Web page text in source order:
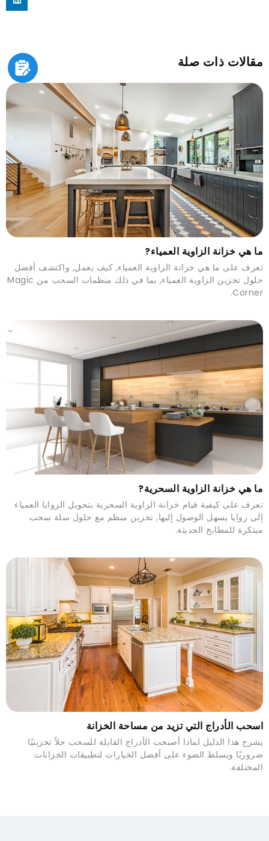
مقالات ذات صلة
ما هي خزانة الزاوية العمياء?
تعرف على ما هي خزانة الزاوية العمياء, كيف يعمل, واكتشف أفضل
حلول تخزين الزاوية العمياء, بما في ذلك منظمات السحب من Magic
Corner.
ما هي خزانة الزاوية السحرية?
تعرف على كيفية قيام خزانة الزاوية السحرية بتحويل الزوايا العمياء
إلى زوايا يسهل الوصول إليها, تخزين منظم مع حلول سلة سحب
مبتكرة للمطابخ الحديثة.
اسحب الأدراج التي تزيد من مساحة الخزانة
يشرح هذا الدليل لماذا أصبحت الأدراج القابلة للسحب حلاً تخزينيًا
ضروريًا ويسلط الضوء على أفضل الخيارات لتطبيقات الخزانات
المختلفة.